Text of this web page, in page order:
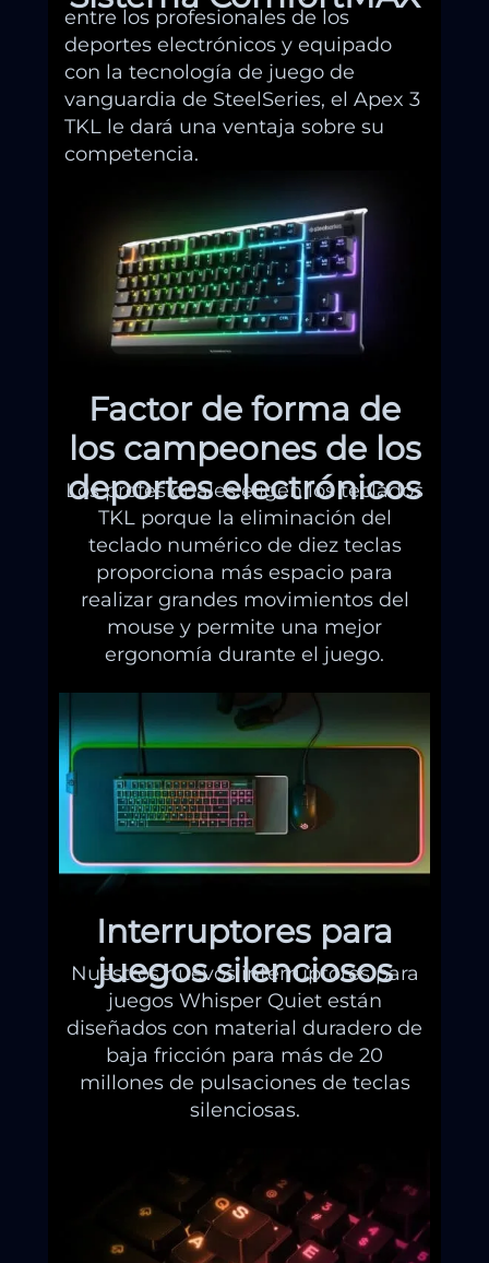
entre los profesionales de los
deportes electrónicos y equipado
con la tecnología de juego de
vanguardia de SteelSeries, el Apex 3
TKL le dará una ventaja sobre su
competencia.
Factor de forma de
los campeones de los
deportes electrónicos
Los profesionales eligen los teclados
TKL porque la eliminación del
teclado numérico de diez teclas
proporciona más espacio para
realizar grandes movimientos del
mouse y permite una mejor
ergonomía durante el juego.
Interruptores para
juegos silenciosos
Nuestros nuevos interruptores para
juegos Whisper Quiet están
diseñados con material duradero de
baja fricción para más de 20
millones de pulsaciones de teclas
silenciosas.